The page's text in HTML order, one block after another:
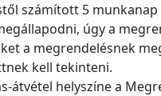
számított 5 munkanap
úgy a
a megrendelésnek
kell tekinteni.
átvétel helyszíne a